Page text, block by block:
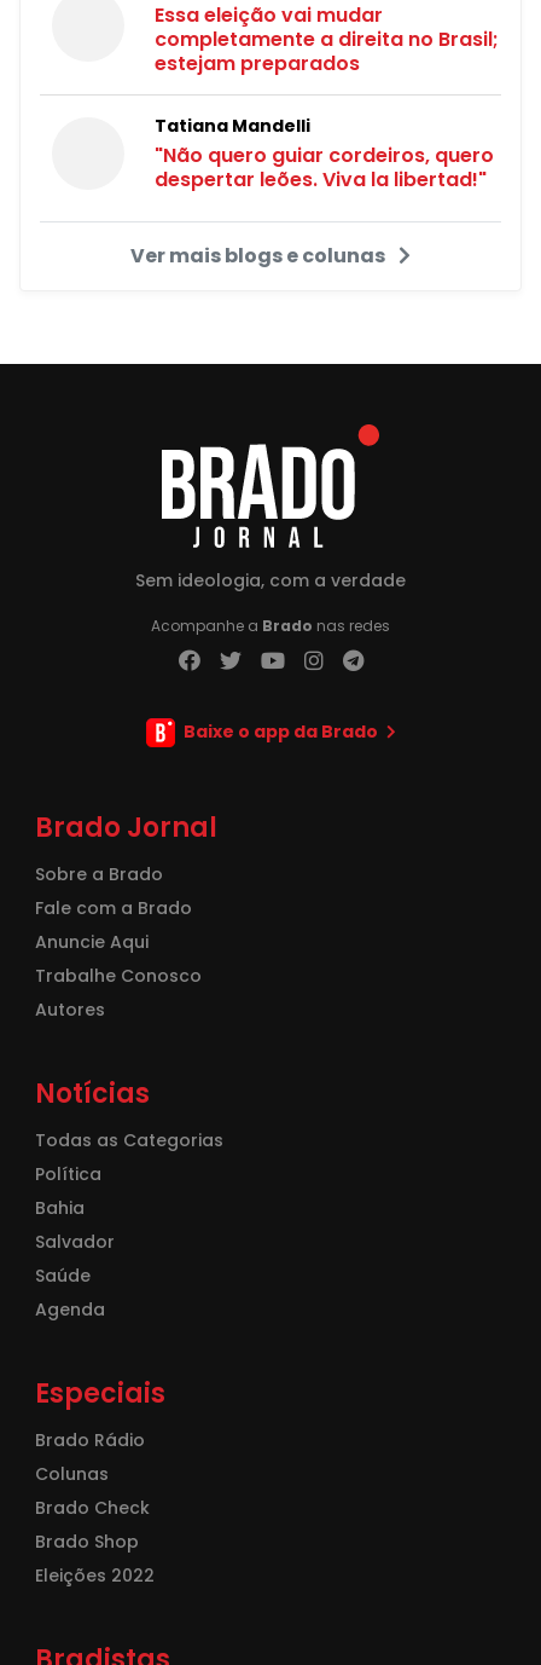
Essa eleição vai mudar
completamente a direita no Brasil;
estejam preparados
Tatiana Mandelli
"Não quero guiar cordeiros, quero
despertar leões. Viva la libertad!"
Ver mais blogs e colunas
Sem ideologia, com a verdade
Acompanhe a Brado nas redes
Baixe o app da Brado
Brado Jornal
Sobre a Brado
Fale com a Brado
Anuncie Aqui
Trabalhe Conosco
Autores
Notícias
Todas as Categorias
Política
Bahia
Salvador
Saúde
Agenda
Especiais
Brado Rádio
Colunas
Brado Check
Brado Shop
Eleições 2022